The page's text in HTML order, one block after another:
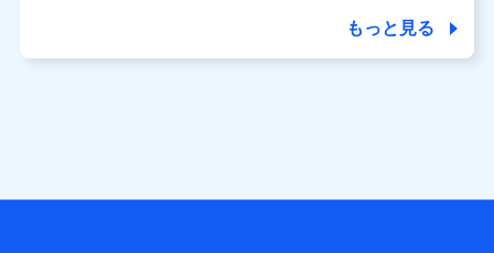
個人データは、こちら の利用目的の範囲内に限って共同利
用します。
もっと見る